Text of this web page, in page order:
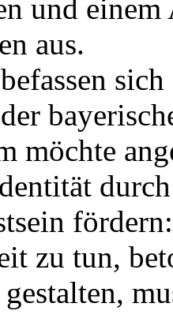
und
aus.
möchte
zu tun,